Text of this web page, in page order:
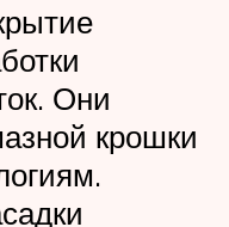
Они
крошки